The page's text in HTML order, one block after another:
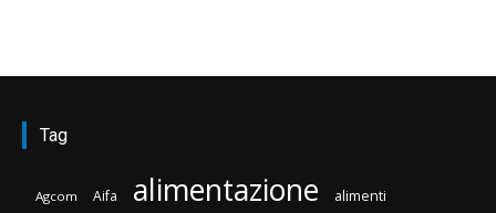
Tag
Agcom Aifa alimentazione alimenti